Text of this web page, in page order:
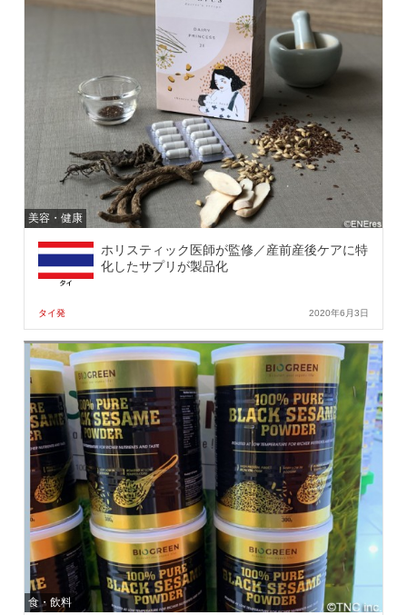
美容・健康
ホリスティック医師が監修／産前産後ケアに特
化したサプリが製品化
タイ発 2020年6月3日
食・飲料